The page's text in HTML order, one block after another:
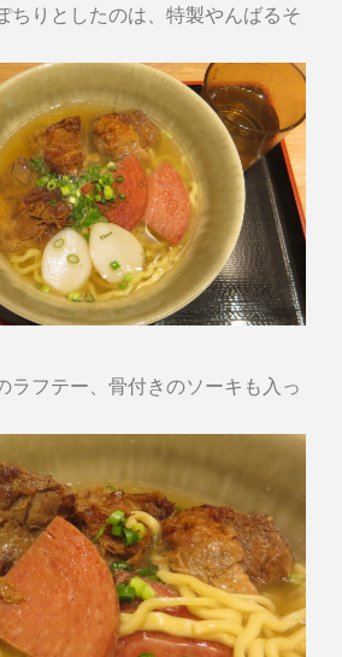
ちりとしたのは、特製やんばるそ
ラフテー、骨付きのソーキも入っ